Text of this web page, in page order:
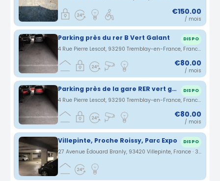
€150.00
/ mois
Parking près du rer B Vert Galant DISPO
4 Rue Pierre Lescot, 93290 Tremblay-en-France, France · 3.07 km
€80.00
/ mois
Parking près de la gare RER vert galant DISPO
4 Rue Pierre Lescot, 93290 Tremblay-en-France, France · 3.07 km
€80.00
/ mois
Villepinte, Proche Roissy, Parc Expo DISPO
27 Avenue Édouard Branly, 93420 Villepinte, France · 3.43 km